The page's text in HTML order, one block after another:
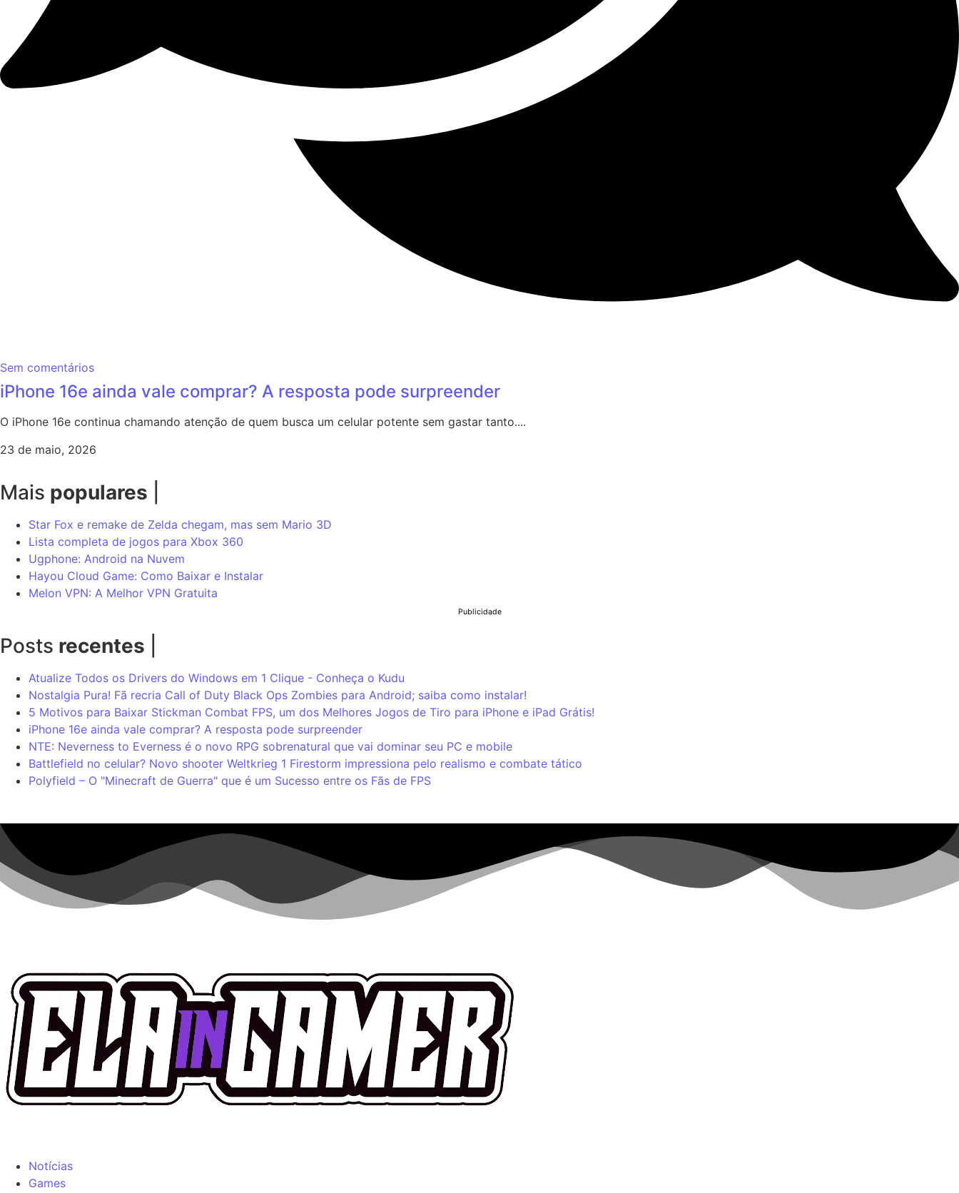
Sem comentários
iPhone 16e ainda vale comprar? A resposta pode surpreender
O iPhone 16e continua chamando atenção de quem busca um celular potente sem gastar tanto....
23 de maio, 2026
Mais populares
Star Fox e remake de Zelda chegam, mas sem Mario 3D
Lista completa de jogos para Xbox 360
Ugphone: Android na Nuvem
Hayou Cloud Game: Como Baixar e Instalar
Melon VPN: A Melhor VPN Gratuita
Publicidade
Posts recentes
Atualize Todos os Drivers do Windows em 1 Clique - Conheça o Kudu
Nostalgia Pura! Fã recria Call of Duty Black Ops Zombies para Android; saiba como instalar!
5 Motivos para Baixar Stickman Combat FPS, um dos Melhores Jogos de Tiro para iPhone e iPad Grátis!
iPhone 16e ainda vale comprar? A resposta pode surpreender
NTE: Neverness to Everness é o novo RPG sobrenatural que vai dominar seu PC e mobile
Battlefield no celular? Novo shooter Weltkrieg 1 Firestorm impressiona pelo realismo e combate tático
Polyfield – O "Minecraft de Guerra" que é um Sucesso entre os Fãs de FPS
Notícias
Games